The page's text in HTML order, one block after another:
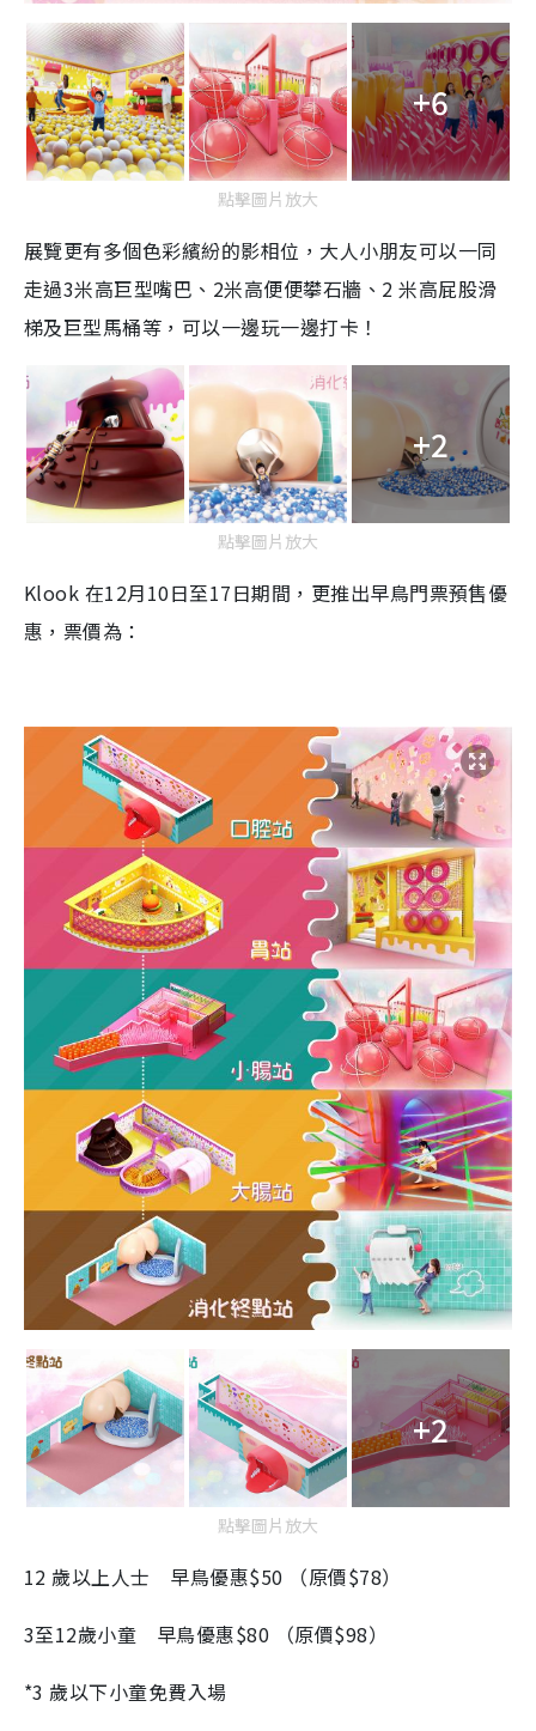
+6
點擊圖片放大
展覽更有多個色彩繽紛的影相位，大人小朋友可以一同
走過3米高巨型嘴巴、 2米高便便攀石牆、 2米高屁股滑
梯及巨型馬桶等，可以一邊玩一邊打卡！
+2
點擊圖片放大
Klook 在12月10日至17日期間，更推出早鳥門票預售優
惠，票價為：
+2
點擊圖片放大
12 歲以上人士 早鳥優惠$50 （原價$78）
3至12歲小童 早鳥優惠$80 （原價$98）
*3 歲以下小童免費入場